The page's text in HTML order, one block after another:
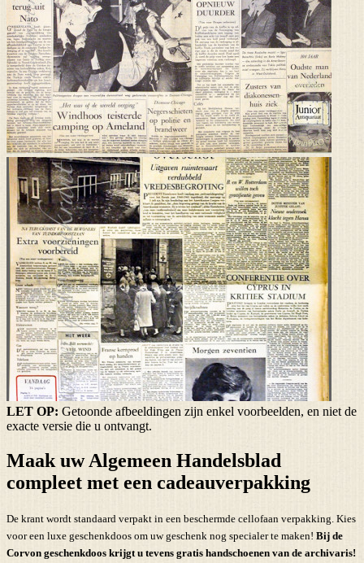
LET OP: Getoonde afbeeldingen zijn enkel voorbeelden, en niet de
exacte versie die u ontvangt.
Maak uw Algemeen Handelsblad
compleet met een cadeauverpakking
De krant wordt standaard verpakt in een beschermde cellofaan verpakking. Kies
voor een luxe geschenkdoos om uw geschenk nog specialer te maken! Bij de
Corvon geschenkdoos krijgt u tevens gratis handschoenen van de archivaris!